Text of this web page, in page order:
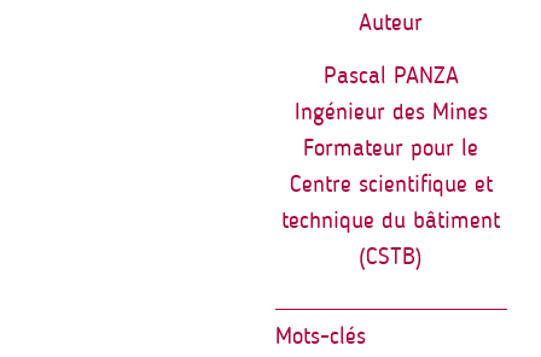
Auteur
Pascal PANZA
Ingénieur des Mines
Formateur pour le
Centre scientifique et
technique du bâtiment
(CSTB)
Mots-clés